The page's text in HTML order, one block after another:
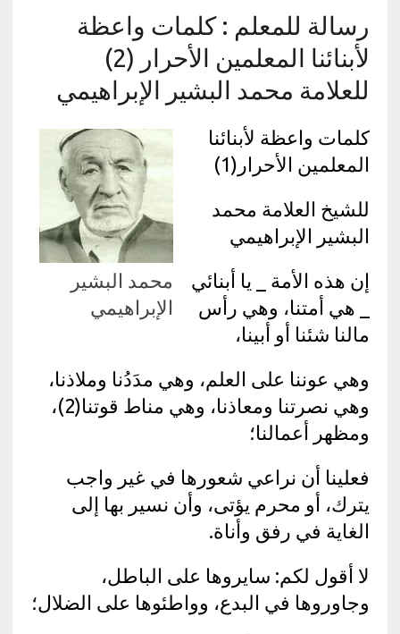
رسالة للمعلم : كلمات واعظة
لأبنائنا المعلمين الأحرار (2)
للعلامة محمد البشير الإبراهيمي
محمد البشير
الإبراهيمي
كلمات واعظة لأبنائنا
المعلمين الأحرار(1)
للشيخ العلامة محمد
البشير الإبراهيمي
إن هذه الأمة _ يا أبنائي
_ هي أمتنا، وهي رأس
مالنا شئنا أو أبينا،
وهي عوننا على العلم، وهي مدَدُنا وملاذنا،
وهي نصرتنا ومعاذنا، وهي مناط قوتنا(2)،
ومظهر أعمالنا؛
فعلينا أن نراعي شعورها في غير واجب
يترك، أو محرم يؤتى، وأن نسير بها إلى
الغاية في رفق وأناة.
لا أقول لكم: سايروها على الباطل،
وجاوروها في البدع، وواطئوها على الضلال؛